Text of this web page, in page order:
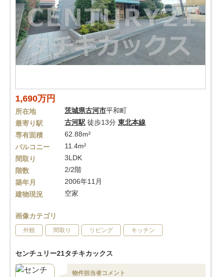
1,690万円
所在地 茨城県古河市平和町
最寄り駅
古河駅 徒歩13分 東北本線
専有面積
62.88m²
バルコニー
11.4m²
間取り
3LDK
階数
2/2階
築年月
2006年11月
建物現況
空家
画像カテゴリ
外観 間取り リビング キッチン
センチュリー21タチキカックス
物件担当者コメント